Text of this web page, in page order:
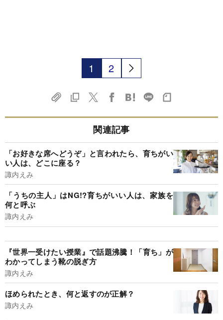
1 2
関連記事
「お好きな席へどうぞ」と言われたら、育ちがい
い人は、どこに座る？
諏内えみ
「うちの主人」はNG!?育ちがいい人は、家族を
何と呼ぶ
諏内えみ
『世界一受けたい授業』で話題沸騰！「育ち」が
わかってしまう靴の脱ぎ方
諏内えみ
ほめられたとき、何と返すのが正解？
諏内えみ